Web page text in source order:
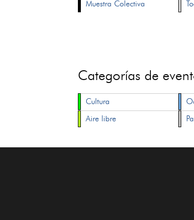
Muestra Colectiva
Categorías de
Cultura
Aire libre